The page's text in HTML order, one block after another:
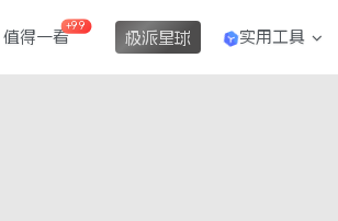
值得一看
+99
极派星球 实用工具